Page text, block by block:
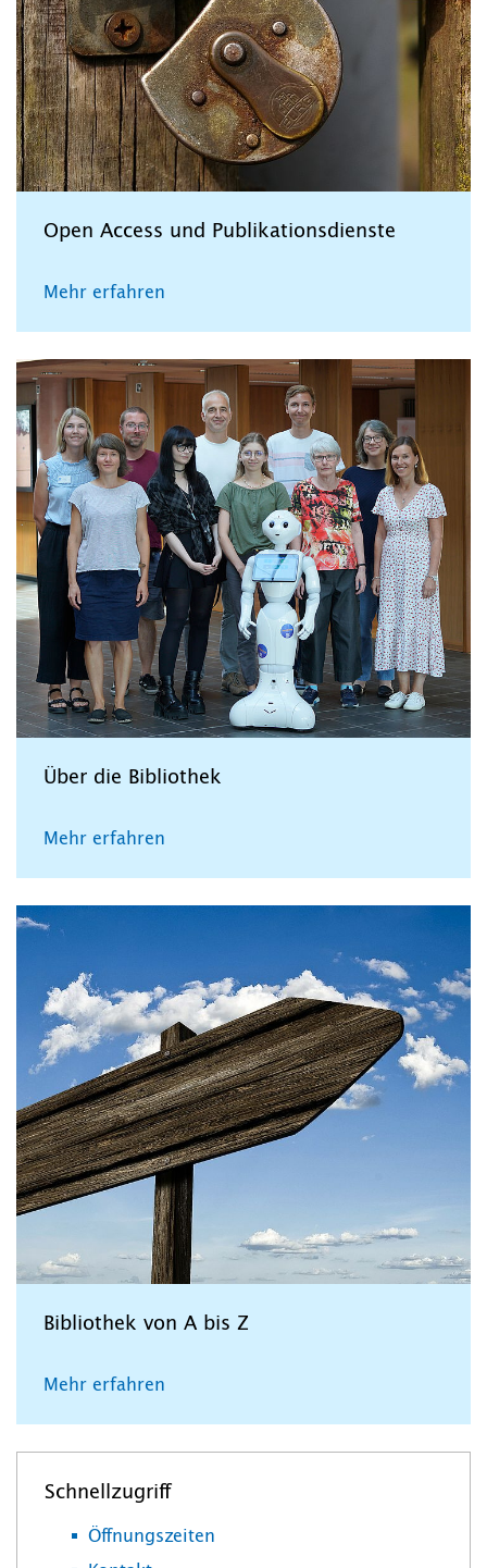
Open Access und Publikationsdienste
Mehr erfahren
Über die Bibliothek
Mehr erfahren
Bibliothek von A bis Z
Mehr erfahren
Schnellzugriff
Öffnungszeiten